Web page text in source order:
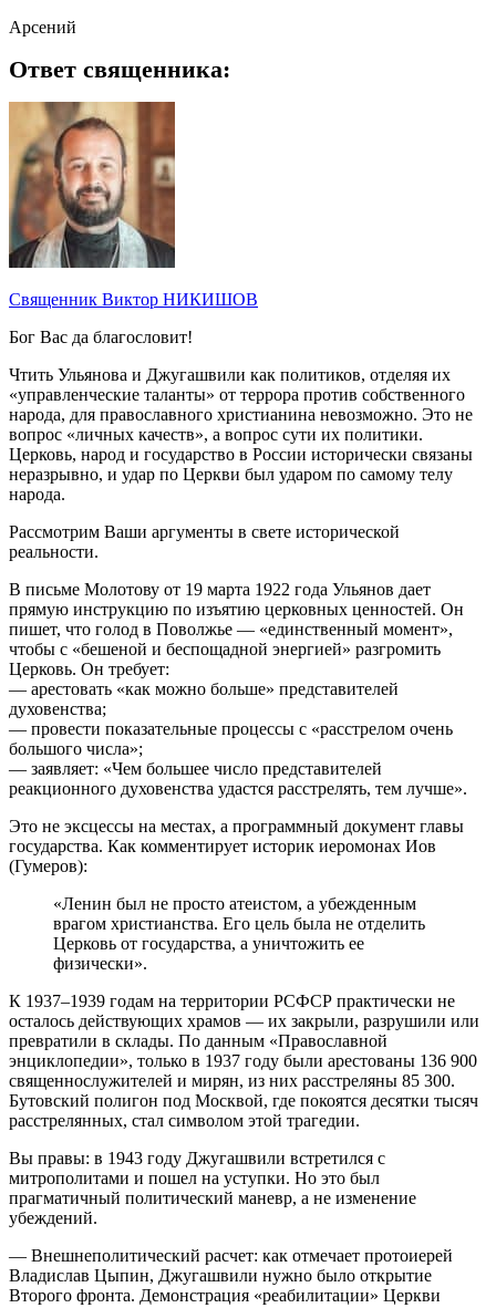
Арсений
Ответ священника:
Священник Виктор НИКИШОВ
Бог Вас да благословит!
Чтить Ульянова и Джугашвили как политиков, отделяя их
«управленческие таланты» от террора против собственного
народа, для православного христианина невозможно. Это не
вопрос «личных качеств», а вопрос сути их политики.
Церковь, народ и государство в России исторически связаны
неразрывно, и удар по Церкви был ударом по самому телу
народа.
Рассмотрим Ваши аргументы в свете исторической
реальности.
В письме Молотову от 19 марта 1922 года Ульянов дает
прямую инструкцию по изъятию церковных ценностей. Он
пишет, что голод в Поволжье — «единственный момент»,
чтобы с «бешеной и беспощадной энергией» разгромить
Церковь. Он требует:
— арестовать «как можно больше» представителей
духовенства;
— провести показательные процессы с «расстрелом очень
большого числа»;
— заявляет: «Чем большее число представителей
реакционного духовенства удастся расстрелять, тем лучше».
Это не эксцессы на местах, а программный документ главы
государства. Как комментирует историк иеромонах Иов
(Гумеров):
«Ленин был не просто атеистом, а убежденным
врагом христианства. Его цель была не отделить
Церковь от государства, а уничтожить ее
физически».
К 1937–1939 годам на территории РСФСР практически не
осталось действующих храмов — их закрыли, разрушили или
превратили в склады. По данным «Православной
энциклопедии», только в 1937 году были арестованы 136 900
священнослужителей и мирян, из них расстреляны 85 300.
Бутовский полигон под Москвой, где покоятся десятки тысяч
расстрелянных, стал символом этой трагедии.
Вы правы: в 1943 году Джугашвили встретился с
митрополитами и пошел на уступки. Но это был
прагматичный политический маневр, а не изменение
убеждений.
— Внешнеполитический расчет: как отмечает протоиерей
Владислав Цыпин, Джугашвили нужно было открытие
Второго фронта. Демонстрация «реабилитации» Церкви